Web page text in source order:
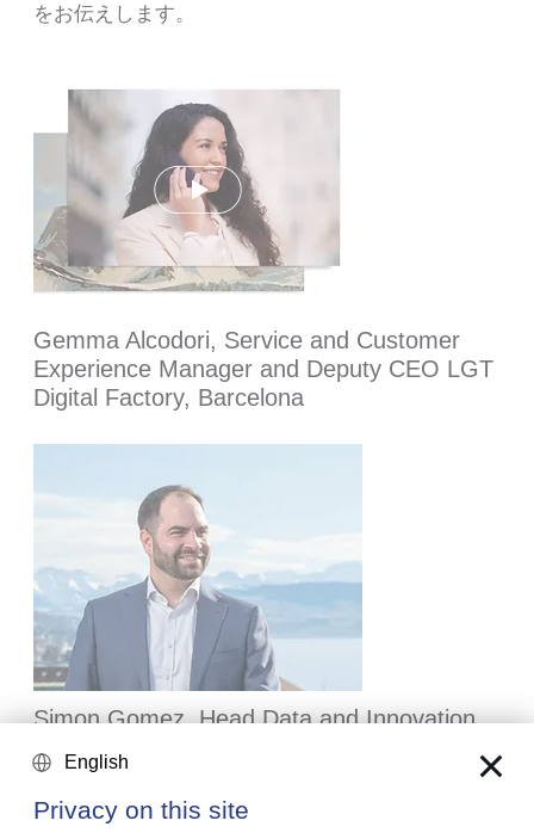
をお伝えします。
Play
Gemma Alcodori, Service and Customer
Experience Manager and Deputy CEO LGT
Digital Factory, Barcelona
Simon Gomez, Head Data and Innovation,
Zurich
English
Privacy on this site